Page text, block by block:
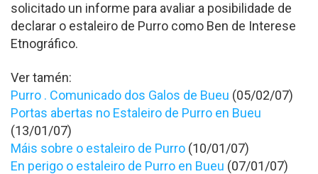
solicitado un informe para avaliar a posibilidade de
declarar o estaleiro de Purro como Ben de Interese
Etnográfico.
Ver tamén:
Purro . Comunicado dos Galos de Bueu (05/02/07)
Portas abertas no Estaleiro de Purro en Bueu
(13/01/07)
Máis sobre o estaleiro de Purro (10/01/07)
En perigo o estaleiro de Purro en Bueu (07/01/07)